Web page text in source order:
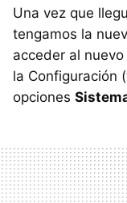
Una vez que
tengamos la
acceder al
la Configuración
opciones